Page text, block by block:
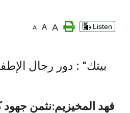
A A A Listen
فهد المخيزيم:نثمن